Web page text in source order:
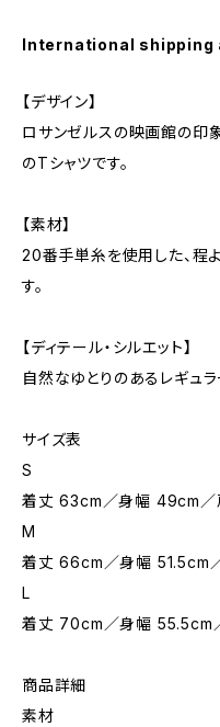
International shipping
【デザイン】
ロサンゼルスの映画館の印
のTシャツです。
【素材】
20番手単糸を使用した、程
す。
【ディテール・シルエット】
自然なゆとりのあるレギュラ
サイズ表
S
着丈 63cm／身幅 49cm
M
着丈 66cm／身幅 51.5cm
L
着丈 70cm／身幅 55.5cm
商品詳細
素材